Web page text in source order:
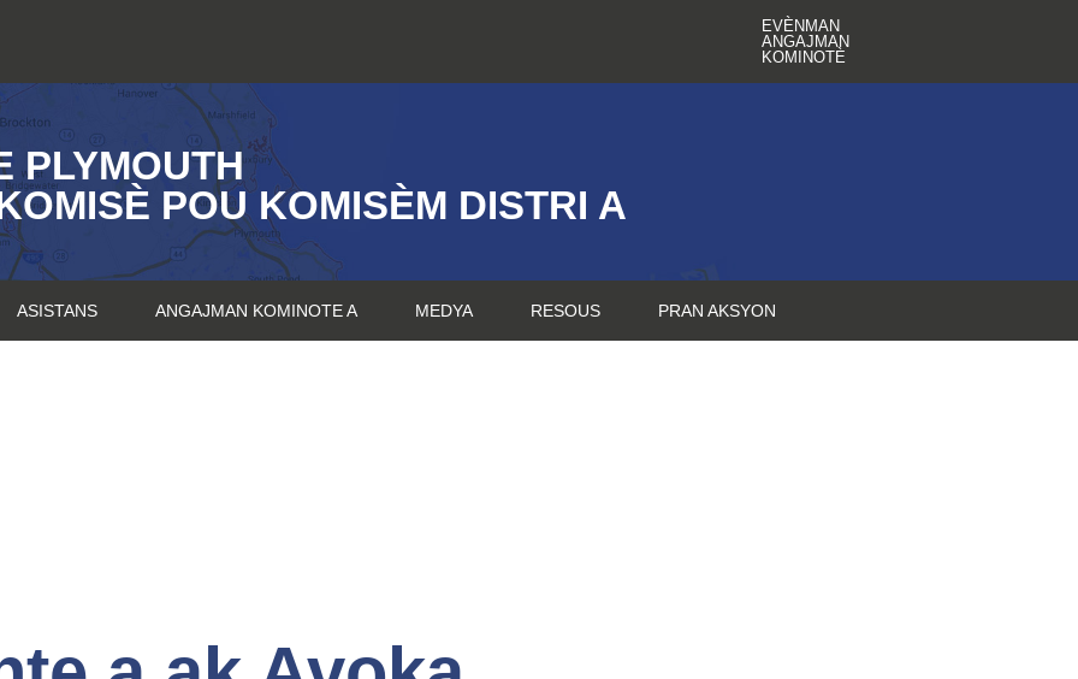
EVÈNMAN
ANGAJMAN
KOMINOTÈ
PLYMOUTH
POU KOMISÈM DISTRI A
ASISTANS ANGAJMAN KOMINOTE A MEDYA RESOUS PRAN AKSYON